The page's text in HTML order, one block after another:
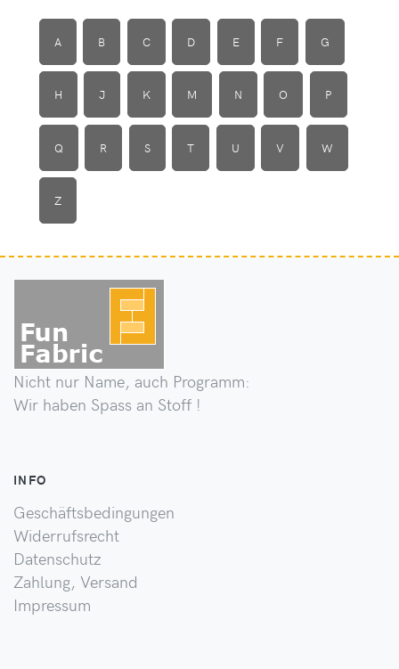
A B C D E F G
H J K M N O P
Q R S T U V W
Z
Nicht nur Name, auch Programm:
Wir haben Spass an Stoff !
INFO
Geschäftsbedingungen
Widerrufsrecht
Datenschutz
Zahlung, Versand
Impressum